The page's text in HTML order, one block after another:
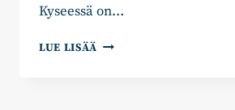
Kyseessä on…
LUE LISÄÄ HANNU